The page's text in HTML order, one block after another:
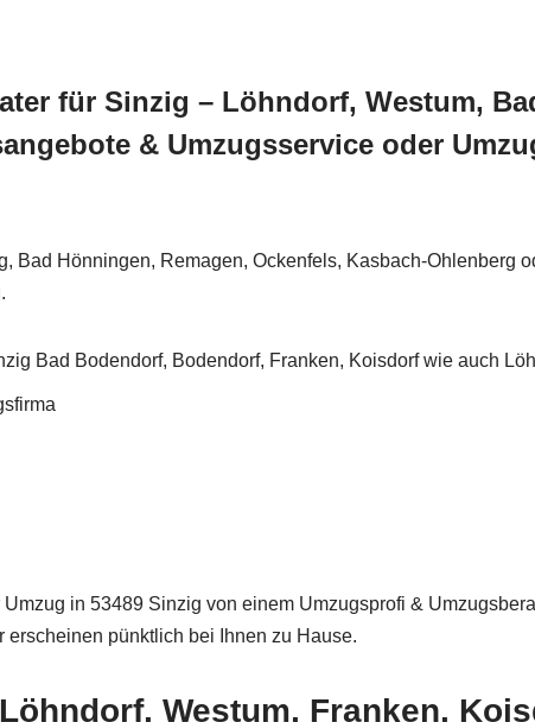
für Sinzig – Löhndorf, Westum,
& Umzugsservice oder
Bad Hönningen, Remagen, Ockenfels, Kasbach-Ohlenberg
Bad Bodendorf, Bodendorf, Franken, Koisdorf wie auch
in 53489 Sinzig von einem Umzugsprofi &
pünktlich bei Ihnen zu Hause.
Westum, Franken,